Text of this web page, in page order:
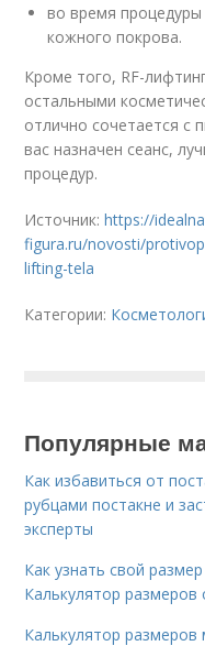
во время
кожного покрова.
Кроме того, RF-
остальными
отлично сочетается с
вас назначен сеанс,
процедур.
Источник:https://
figura.ru/novosti/
lifting-tela
Категории:
Популярные
Как избавиться от
рубцами постакне и
эксперты
Как узнать свой
Калькулятор
Калькулятор